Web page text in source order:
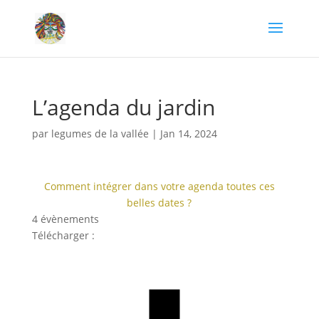
L’agenda du jardin
par legumes de la vallée | Jan 14, 2024
Comment intégrer dans votre agenda toutes ces
belles dates ?
4 évènements
Télécharger :